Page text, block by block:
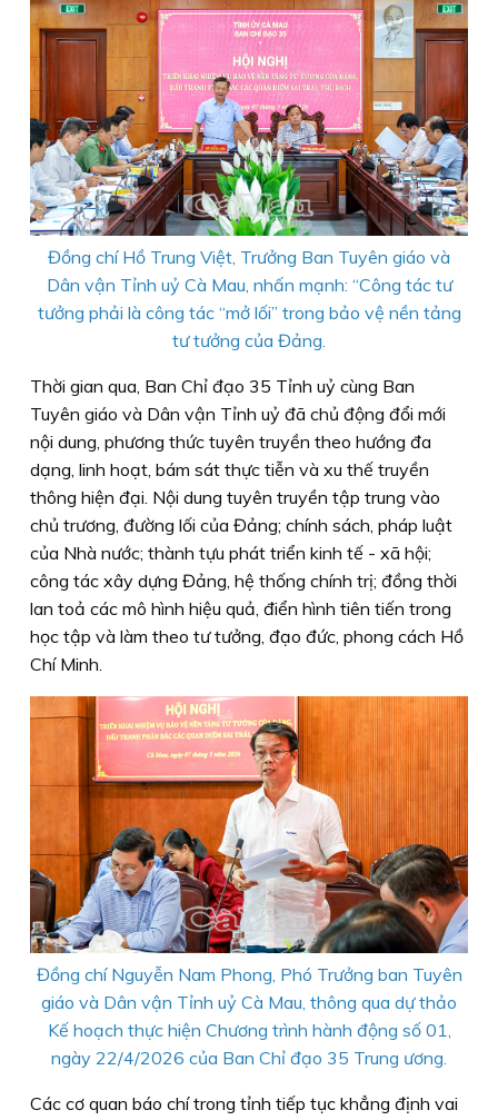
Đồng chí Hồ Trung Việt, Trưởng Ban Tuyên giáo và
Dân vận Tỉnh uỷ Cà Mau, nhấn mạnh: “Công tác tư
tưởng phải là công tác “mở lối” trong bảo vệ nền tảng
tư tưởng của Đảng.
Thời gian qua, Ban Chỉ đạo 35 Tỉnh uỷ cùng Ban
Tuyên giáo và Dân vận Tỉnh uỷ đã chủ động đổi mới
nội dung, phương thức tuyên truyền theo hướng đa
dạng, linh hoạt, bám sát thực tiễn và xu thế truyền
thông hiện đại. Nội dung tuyên truyền tập trung vào
chủ trương, đường lối của Đảng; chính sách, pháp luật
của Nhà nước; thành tựu phát triển kinh tế - xã hội;
công tác xây dựng Đảng, hệ thống chính trị; đồng thời
lan toả các mô hình hiệu quả, điển hình tiên tiến trong
học tập và làm theo tư tưởng, đạo đức, phong cách Hồ
Chí Minh.
Đồng chí Nguyễn Nam Phong, Phó Trưởng ban Tuyên
giáo và Dân vận Tỉnh uỷ Cà Mau, thông qua dự thảo
Kế hoạch thực hiện Chương trình hành động số 01,
ngày 22/4/2026 của Ban Chỉ đạo 35 Trung ương.
Các cơ quan báo chí trong tỉnh tiếp tục khẳng định vai